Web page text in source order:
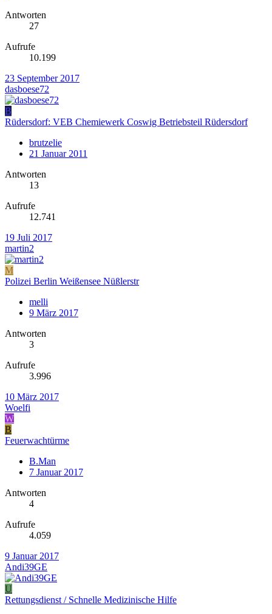
Antworten
27
Aufrufe
10.199
23 September 2017
dasboese72
B
Rüdersdorf: VEB Chemiewerk Coswig Betriebsteil Rüdersdorf
brutzelie
21 Januar 2011
Antworten
13
Aufrufe
12.741
19 Juli 2017
martin2
M
Polizei Berlin Weißensee Nüßlerstr
melli
9 März 2017
Antworten
3
Aufrufe
3.996
10 März 2017
Woelfi
W
B
Feuerwachtürme
B.Man
7 Januar 2017
Antworten
4
Aufrufe
4.059
9 Januar 2017
Andi39GE
U
Rettungsdienst / Schnelle Medizinische Hilfe